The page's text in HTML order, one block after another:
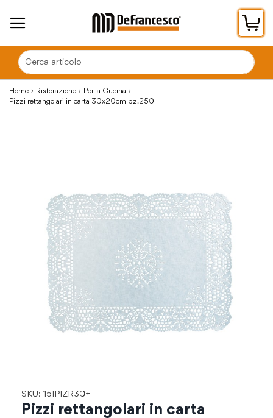
Home Ristorazione
Per la Cucina
Pizzi rettangolari in carta 30x20cm pz.250
SKU: 15IPIZR30+
Pizzi rettangolari in carta
all'inizio